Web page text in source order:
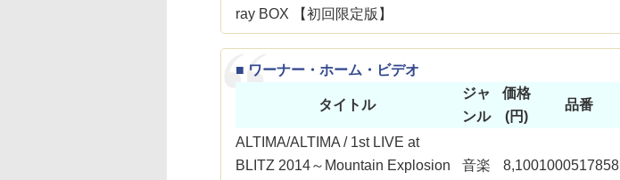
ray BOX 【初回限定版】
■ ワーナー・ホーム・ビデオ
タイトル
ジャ
ンル
価格
(円)
品番
ALTIMA/ALTIMA / 1st LIVE at
BLITZ 2014～Mountain Explosion
音楽 8,1001000517858